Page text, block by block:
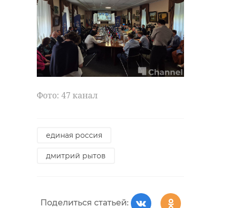
Фото: 47 канал
единая россия
дмитрий рытов
Поделиться статьей:
РЕКОМЕНДУЕМ
Сергей
Перминов:
Европа
Сергей